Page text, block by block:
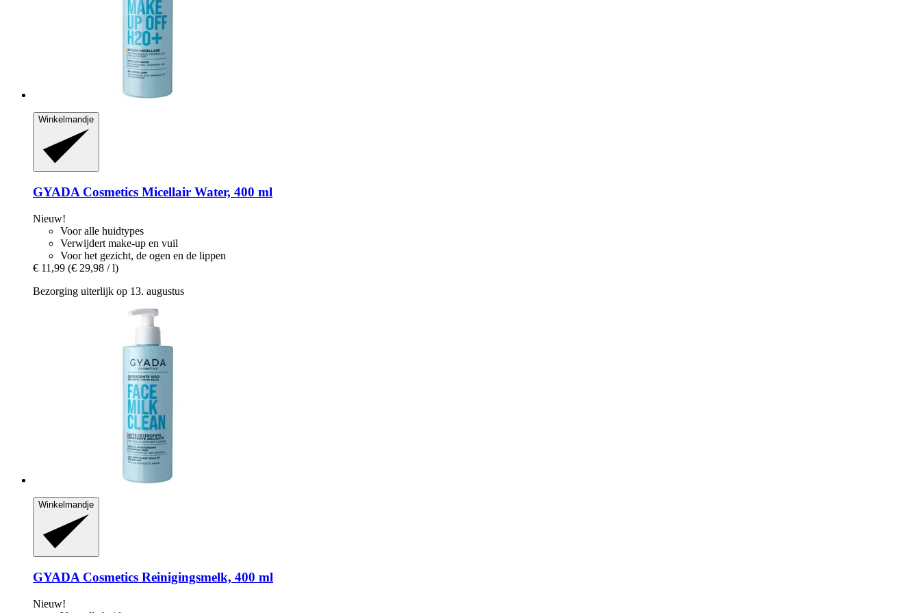
Winkelmandje
GYADA Cosmetics Micellair Water, 400 ml
Nieuw!
Voor alle huidtypes
Verwijdert make-up en vuil
Voor het gezicht, de ogen en de lippen
€ 11,99 (€ 29,98 / l)
Bezorging uiterlijk op 13. augustus
Winkelmandje
GYADA Cosmetics Reinigingsmelk, 400 ml
Nieuw!